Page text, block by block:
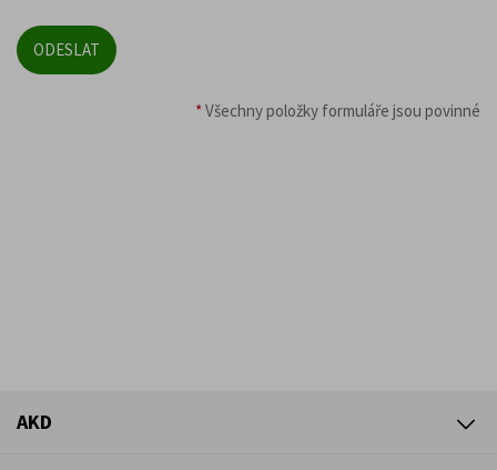
*Všechny položky formuláře jsou povinné
AKD